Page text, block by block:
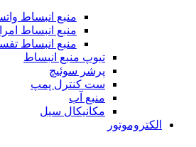
منبع انبساط
منبع انبساط امرا
منبع انبساط
تیوپ منبع انبساط
پرشر سوئیچ
ست کنترل پمپ
منبع آب
مکانیکال سیل
الکتروموتور